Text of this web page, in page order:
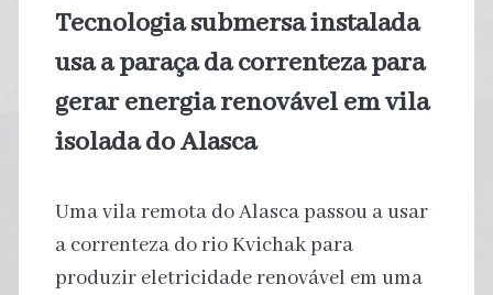
Tecnologia submersa instalada
usa a paraça da correnteza para
gerar energia renovável em vila
isolada do Alasca
Uma vila remota do Alasca passou a usar
a correnteza do rio Kvichak para
produzir eletricidade renovável em uma